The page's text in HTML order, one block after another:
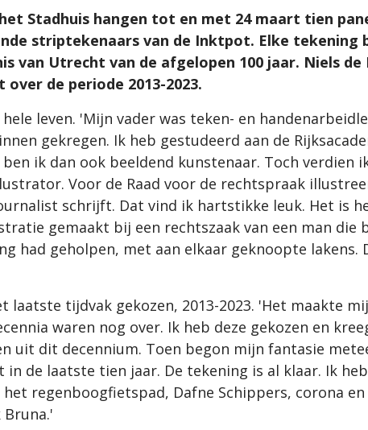
Stadhuis hangen tot en met 24 maart tien
striptekenaars van de Inktpot. Elke tekening
van Utrecht van de afgelopen 100 jaar. Niels
de periode 2013-2023.
leven. 'Mijn vader was teken- en
gekregen. Ik heb gestudeerd aan de
ik dan ook beeldend kunstenaar. Toch verdien
Voor de Raad voor de rechtspraak
schrijft. Dat vind ik hartstikke leuk. Het is
gemaakt bij een rechtszaak van een man die
had geholpen, met aan elkaar geknoopte lakens.
laatste tijdvak gekozen, 2013-2023. 'Het maakte
waren nog over. Ik heb deze gekozen en
uit dit decennium. Toen begon mijn fantasie
de laatste tien jaar. De tekening is al klaar. Ik
regenboogfietspad, Dafne Schippers, corona